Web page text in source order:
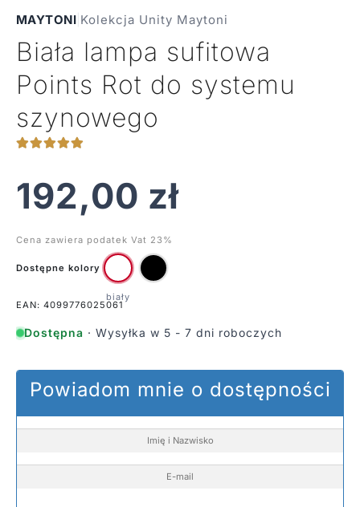
MAYTONI Kolekcja Unity Maytoni
Biała lampa sufitowa
Points Rot do systemu
szynowego
192,00 zł
Cena zawiera podatek Vat 23%
Dostępne kolory
EAN: 4099776025061
Dostępna · Wysyłka w 5 - 7 dni roboczych
Powiadom mnie o dostępności